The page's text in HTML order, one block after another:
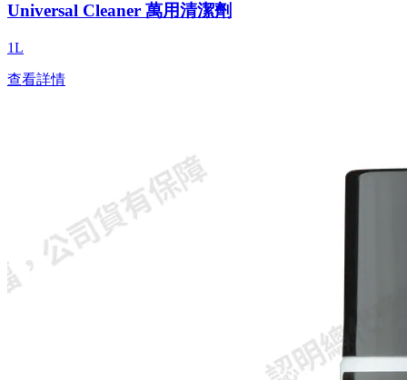
Universal Cleaner 萬用清潔劑
1L
查看詳情